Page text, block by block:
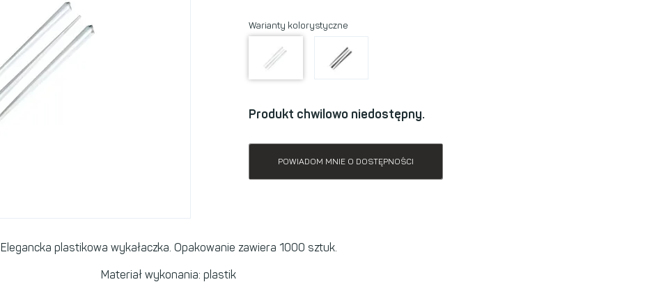
Warianty kolorystyczne
Produkt chwilowo niedostępny.
POWIADOM MNIE O DOSTĘPNOŚCI
Elegancka plastikowa wykałaczka. Opakowanie zawiera 1000 sztuk.
Materiał wykonania: plastik